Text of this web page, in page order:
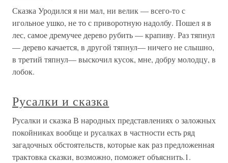
Сказка Уродился я ни мал, ни велик — всего-то с
игольное ушко, не то с приворотную надолбу. Пошел я в
лес, самое дремучее дерево рубить — крапиву. Раз тяпнул
— дерево качается, в другой тяпнул— ничего не слышно,
в третий тяпнул— выскочил кусок, мне, добру молодцу, в
лобок.
Русалки и сказка
Русалки и сказка В народных представлениях о заложных
покойниках вообще и русалках в частности есть ряд
загадочных обстоятельств, которые как раз предложенная
трактовка сказки, возможно, поможет объяснить.1.